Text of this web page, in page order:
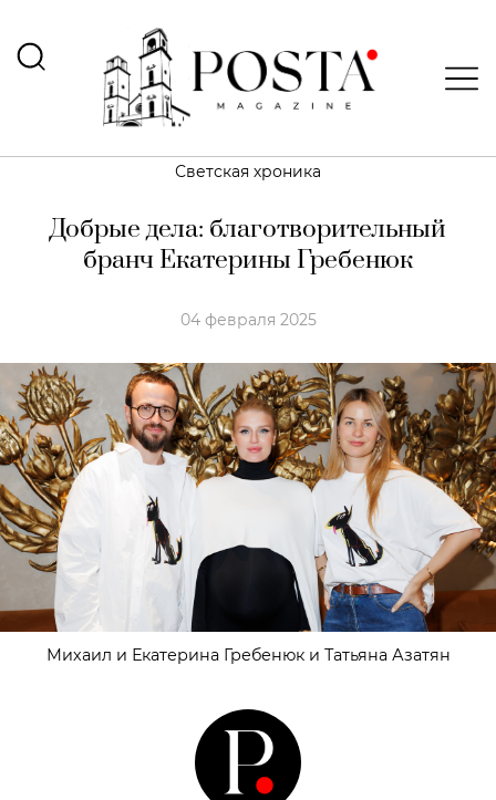
Светская хроника
Добрые дела: благотворительный
бранч Екатерины Гребенюк
04 февраля 2025
Михаил и Екатерина Гребенюк и Татьяна Азатян